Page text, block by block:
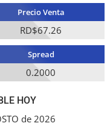
Precio Venta
RD$67.26
Spread
0.2000
HOY
de 2026